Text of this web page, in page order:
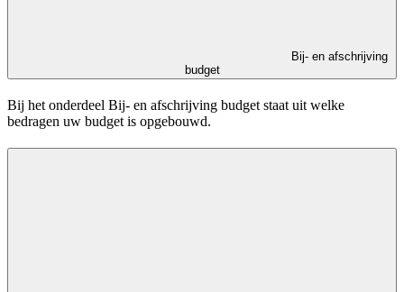
Bij- en afschrijving
budget
Bij het onderdeel Bij- en afschrijving budget staat uit welke
bedragen uw budget is opgebouwd.